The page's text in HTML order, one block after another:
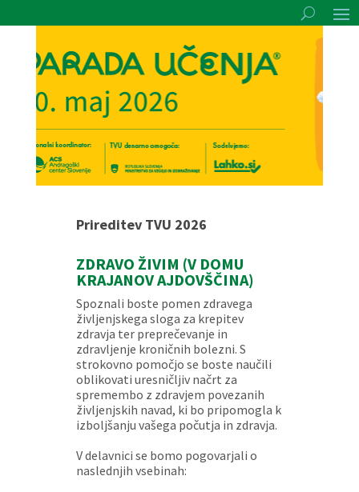
Prireditev TVU 2026
ZDRAVO ŽIVIM (V DOMU
KRAJANOV AJDOVŠČINA)
Spoznali boste pomen zdravega
življenjskega sloga za krepitev
zdravja ter preprečevanje in
zdravljenje kroničnih bolezni. S
strokovno pomočjo se boste naučili
oblikovati uresničljiv načrt za
spremembo z zdravjem povezanih
življenjskih navad, ki bo pripomogla k
izboljšanju vašega počutja in zdravja.
V delavnici se bomo pogovarjali o
naslednjih vsebinah: